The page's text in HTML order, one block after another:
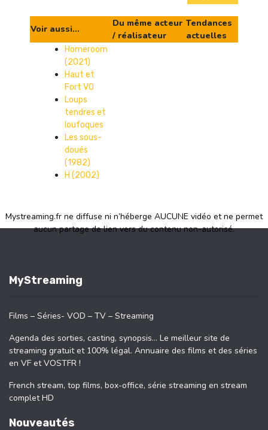
Voir aussi...
Du même acteur
/ réalisateur
Tendances
actuelles
Homeroom
(2021)
Haut et
Fort VO
Loups
tendres et
loufoques
Les sous-
doués
(1982)
H (2002)
Mystreaming.fr ne diffuse ni n’héberge AUCUNE vidéo et ne permet
aucun partage de lien vers du contenu non-autorisé.
MyStreaming
Films – Séries- VOD – TV – Streaming
Agenda des sorties, casting, synopsis… Le meilleur site de
streaming gratuit et 100% légal. Annuaire des films et des séries
en VF et VOSTFR !
French stream, top films, box-office, série streaming en stream
complet HD
Nouveautés